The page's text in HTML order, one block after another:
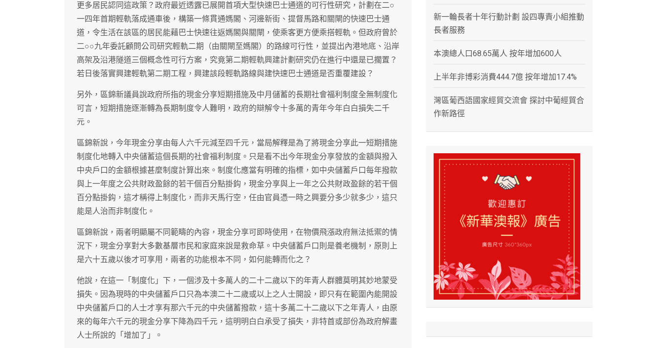
更多居民認同這政策？政府最近透露已展開首項大型快速巴士通道的可行性研究，計劃在二○
一四年首期輕軌落成通車後，構築一條貫通媽閣、河邊新街、提督馬路和關閘的快速巴士通
道，令生活在該區的居民能藉巴士快速往返媽閣與關閘，使乘客更方便乘搭輕軌。但政府曾於
二○○九年委託顧問公司研究輕軌二期（由關閘至媽閣）的路線可行性，並提出內港地底、沿岸
高架及沿港隧道三個概念性可行方案，究竟第二期輕軌興建計劃研究仍在進行中還是已擱置？
若日後落實興建輕軌第二期工程，興建該段輕軌路線與建快速巴士通道是否重覆建設？
另外，區錦新議員說政府所指的現金分享短期措施及中月儲蓄的長期社會福利制度全無制度化
可言，短期措施逐漸轉為長期制度令人難明，政府的辯解令十多萬的青年今年白白損失二千
元。
區錦新說，今年現金分享由每人六千元減至四千元，當局解釋是為了將現金分享此一短期措施
制度化地轉入中央儲蓄這個長期的社會福利制度。只是看不出今年現金分享發放的金額與撥入
中央戶口的金額根據甚麼制度計算出來。制度化應當有明確的指標，如中央儲蓄戶口每年撥款
與上一年度之公共財政盈餘的若干個百分點掛鈎，現金分享與上一年之公共財政盈餘的若干個
百分點掛鈎，這才稱得上制度化，而非天馬行空，任由官員憑一時之興要分多少就多少，這只
能是人治而非制度化。
區錦新說，兩者明顯屬不同範疇的內容，現金分享可即時使用，在物價飛漲政府無法抵禦的情
況下，現金分享對大多數基層市民和家庭來說是救命草。中央儲蓄戶口則是養老機制，原則上
是六十五歲以後才可享用，兩者的功能根本不同，如何能轉而化之？
他說，在這一「制度化」下，一個涉及十多萬人的二十二歲以下的年青人群體莫明其妙地蒙受
損失。因為現時的中央儲蓄戶口只為本澳二十二歲或以上之人士開設，即只有在範圍內能開設
中央儲蓄戶口的人士才享有那六千元的中央儲蓄撥款，這十多萬二十二歲以下之年青人，由原
來的每年六千元的現金分享下降為四千元，這明明白白承受了損失，非特首或部份為政府解畫
人士所說的「增加了」。
新一輪長者十年行動計劃 設四專責小組推動
長者服務
本澳總人口68.65萬人 按年增加600人
上半年非博彩消費444.7億 按年增加17.4%
灣區葡西語國家經貿交流會 探討中葡經貿合
作新路徑